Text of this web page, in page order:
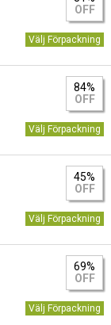
OFF
Välj Förpackning
84%
OFF
Välj Förpackning
45%
OFF
Välj Förpackning
69%
OFF
Välj Förpackning